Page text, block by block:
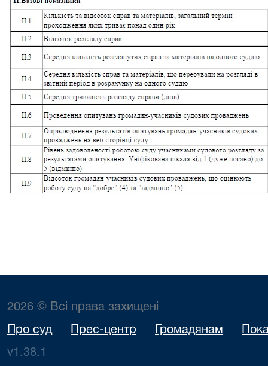
2026 © Всі права захищені
Про суд Прес-центр Громадянам
v1.38.1